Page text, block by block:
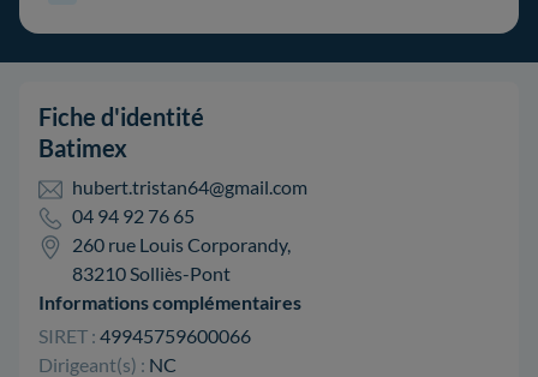
Fiche d'identité
Batimex
hubert.tristan64@gmail.com
04 94 92 76 65
260 rue Louis Corporandy,
83210 Solliès-Pont
Informations complémentaires
SIRET : 49945759600066
Dirigeant(s) : NC